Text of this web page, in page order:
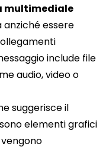
multimediale
anziché essere
include file
audio, video o
suggerisce il
elementi grafici
vengono